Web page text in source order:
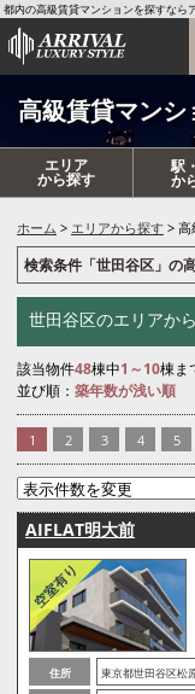
都内の高級賃貸マンションを探すなら
高級賃貸マンシ
エリア
から探す
駅
か
ホーム エリアから探す 高
検索条件「世田谷区」の
世田谷区のエリアか
該当物件48棟中1～10棟ま
並び順： 築年数が浅い順
1 2 3 4 5
AIFLAT明大前
住所
東京都世田谷区松